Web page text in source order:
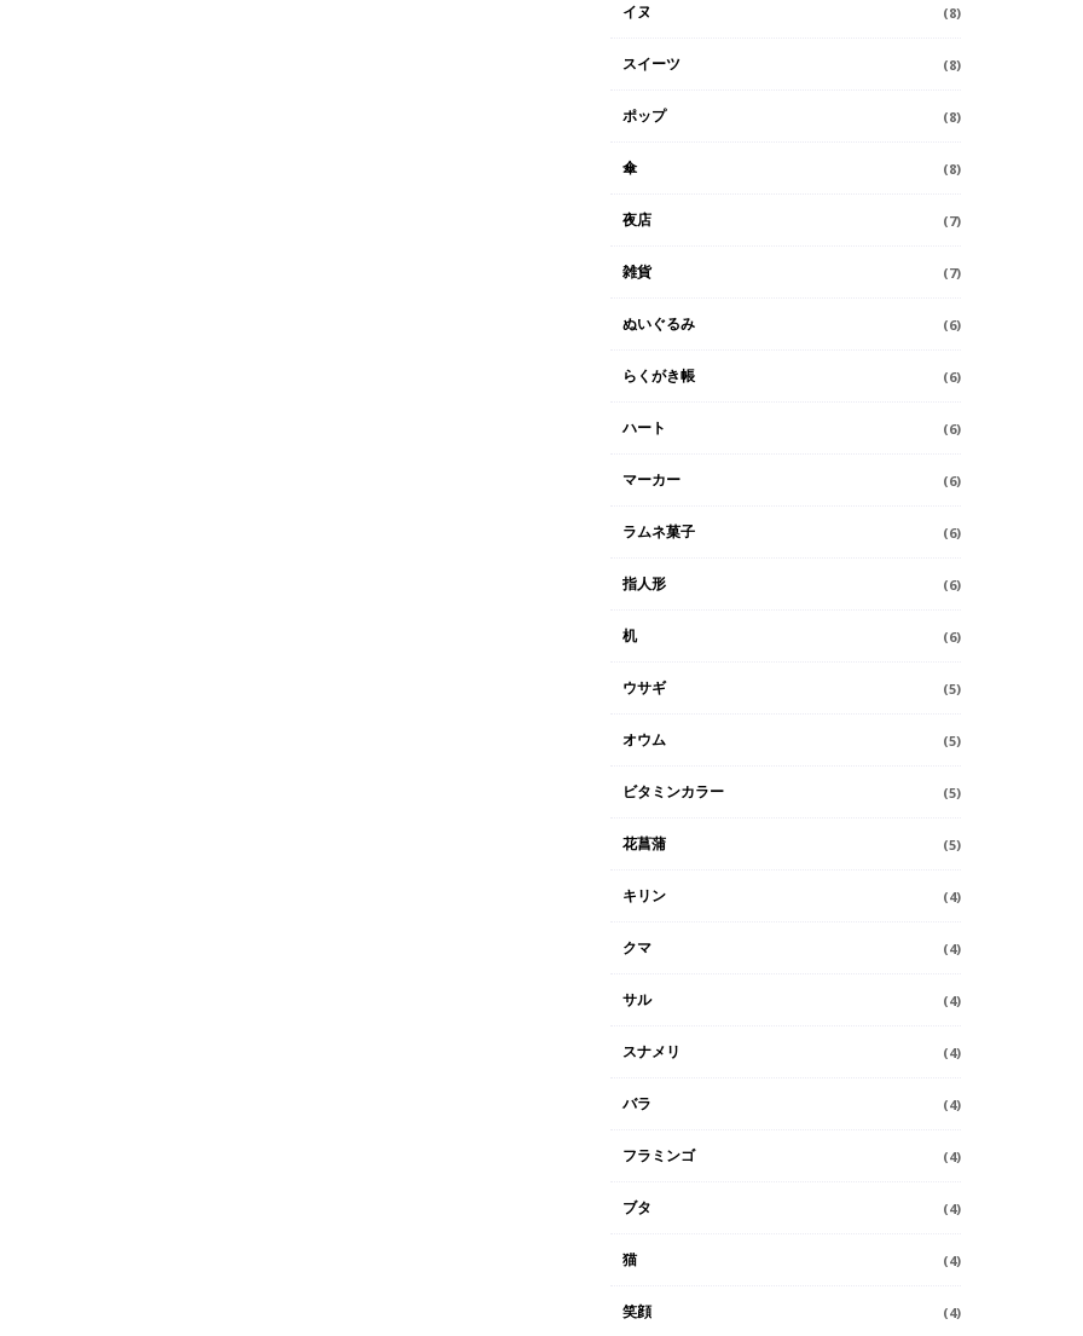
イヌ (8)
スイーツ (8)
ポップ (8)
傘 (8)
夜店 (7)
雑貨 (7)
ぬいぐるみ (6)
らくがき帳 (6)
ハート (6)
マーカー (6)
ラムネ菓子 (6)
指人形 (6)
机 (6)
ウサギ (5)
オウム (5)
ビタミンカラー (5)
花菖蒲 (5)
キリン (4)
クマ (4)
サル (4)
スナメリ (4)
バラ (4)
フラミンゴ (4)
ブタ (4)
猫 (4)
笑顔 (4)